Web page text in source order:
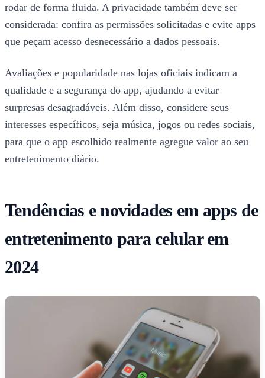
rodar de forma fluida. A privacidade também deve ser
considerada: confira as permissões solicitadas e evite apps
que peçam acesso desnecessário a dados pessoais.
Avaliações e popularidade nas lojas oficiais indicam a
qualidade e a segurança do app, ajudando a evitar
surpresas desagradáveis. Além disso, considere seus
interesses específicos, seja música, jogos ou redes sociais,
para que o app escolhido realmente agregue valor ao seu
entretenimento diário.
Tendências e novidades em apps de
entretenimento para celular em
2024